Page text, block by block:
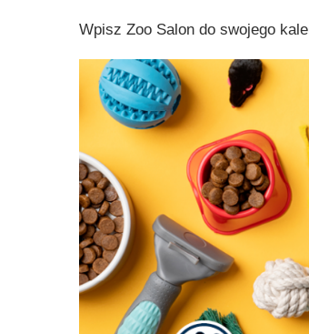
Wpisz Zoo Salon do swojego